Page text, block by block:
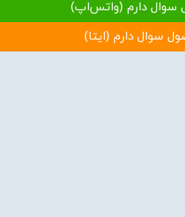
سوال دارم (واتس‌اپ)
سوال دارم (ایتا)